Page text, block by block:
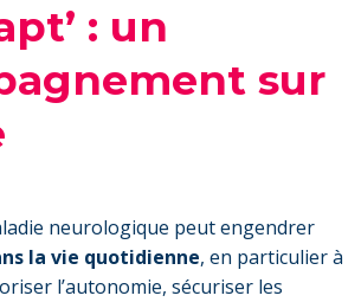
: un
sur
neurologique peut engendrer
la vie quotidienne, en particulier à
l’autonomie, sécuriser les